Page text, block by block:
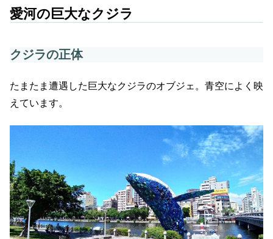
愛河の巨大なクジラ
クジラの正体
たまたま遭遇した巨大なクジラのオブジェ。青空によく映
えています。